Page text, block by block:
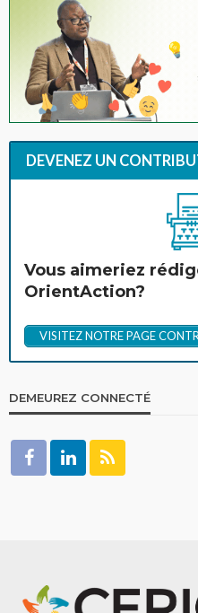
DEVENEZ UN
Vous aimeriez
OrientAction?
VISITEZ NOTRE PAGE
DEMEUREZ CONNECTÉ